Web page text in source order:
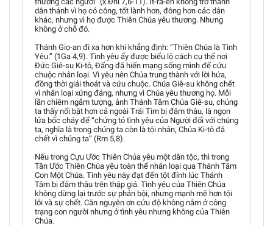
dân thánh vì họ có công, tốt lành hơn, đông hơn các dân
khác, nhưng vì họ được Thiên Chúa yêu thương. Nhưng
không ở chỗ đó.
Thánh Gio-an đi xa hơn khi khẳng định: “Thiên Chúa là Tình
Yêu.” (1Ga 4,9). Tình yêu ấy được biểu lộ cách cụ thể nơi
Đức Giê-su Ki-tô, Đấng đã hiến mạng sống mình để cứu
chuộc nhân loại. Vì yêu nên Chúa trung thành với lời hứa,
đồng thời giải thoát và cứu chuộc. Chúa Giê-su không chết
vì nhân loại xứng đáng, nhưng vì Chúa yêu thương họ. Mỗi
lần chiêm ngắm tượng, ảnh Thánh Tâm Chúa Giê-su, chúng
ta thấy nổi bật hơn cả ngoài Trái Tim bị đâm thâu, là ngọn
lửa bốc cháy để “chứng tỏ tình yêu của Người đối với chúng
ta, nghĩa là trong chúng ta còn là tội nhân, Chúa Ki-tô đã
chết vì chúng ta” (Rm 5,8).
Nếu trong Cựu Ước Thiên Chúa yêu một dân tộc, thì trong
Tân Ước Thiên Chúa yêu toàn thể nhân loại qua Thánh Tâm
Con Một Chúa. Tình yêu này đạt đến tột đỉnh lúc Thánh
Tâm bị đâm thâu trên thập giá. Tình yêu của Thiên Chúa
không dừng lại trước sự phản bội, nhưng mạnh mẽ hơn tội
lỗi và sự chết. Căn nguyên ơn cứu độ không nằm ở công
trạng con người nhưng ở tình yêu nhưng không của Thiên
Chúa.